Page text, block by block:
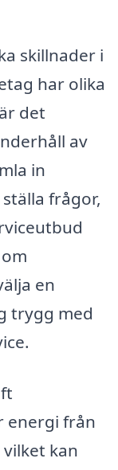
skillnader i
har olika
det
av
in
frågor,
en
trygg med
energi från
kan